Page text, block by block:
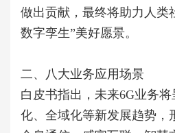
做出贡献，最终将助力人类
数字孪生”美好愿景。
二、八大业务应用场景
白皮书指出，未来6G业务
化、全域化等新发展趋势，